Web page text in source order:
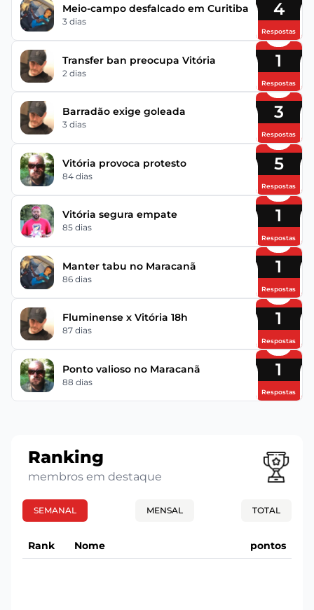
Meio-campo desfalcado em Curitiba
3 dias
4
Respostas
Transfer ban preocupa Vitória
2 dias
1
Respostas
Barradão exige goleada
3 dias
3
Respostas
Vitória provoca protesto
84 dias
5
Respostas
Vitória segura empate
85 dias
1
Respostas
Manter tabu no Maracanã
86 dias
1
Respostas
Fluminense x Vitória 18h
87 dias
1
Respostas
Ponto valioso no Maracanã
88 dias
1
Respostas
Ranking
membros em destaque
SEMANAL MENSAL TOTAL
Rank Nome pontos